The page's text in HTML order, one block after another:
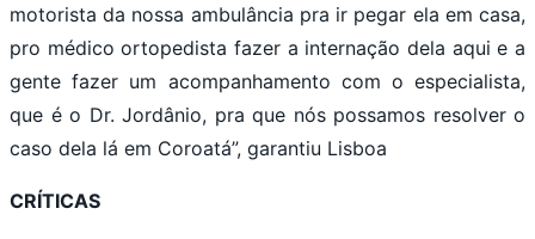
motorista da nossa ambulância pra ir pegar ela em casa,
pro médico ortopedista fazer a internação dela aqui e a
gente fazer um acompanhamento com o especialista,
que é o Dr. Jordânio, pra que nós possamos resolver o
caso dela lá em Coroatá”, garantiu Lisboa
CRÍTICAS